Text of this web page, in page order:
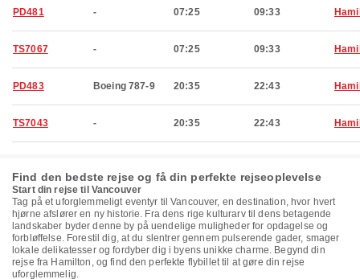
PD481 - 07:25 09:33
TS7067 - 07:25 09:33
PD483 Boeing 787-9 20:35 22:43
TS7043 - 20:35 22:43
Find den bedste rejse og få din perfekte rejseoplevelse
Start din rejse til Vancouver
Tag på et uforglemmeligt eventyr til Vancouver, en destination, hvor hvert
hjørne afslører en ny historie. Fra dens rige kulturarv til dens betagende
landskaber byder denne by på uendelige muligheder for opdagelse og
forbløffelse. Forestil dig, at du slentrer gennem pulserende gader, smager
lokale delikatesser og fordyber dig i byens unikke charme. Begynd din
rejse fra Hamilton, og find den perfekte flybillet til at gøre din rejse
uforglemmelig.